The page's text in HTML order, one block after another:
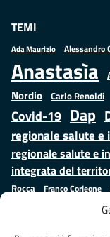
TEMI
Ada Maurizio Alessandro
Anastasìa
Nordio Carlo Renoldi
Covid-19 Dap
regionale salute e
regionale salute e
integrata del
Rocca
Franco Corleone
Giuseppe Emanuele